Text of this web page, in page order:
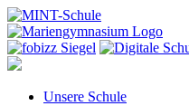
Unsere Schule